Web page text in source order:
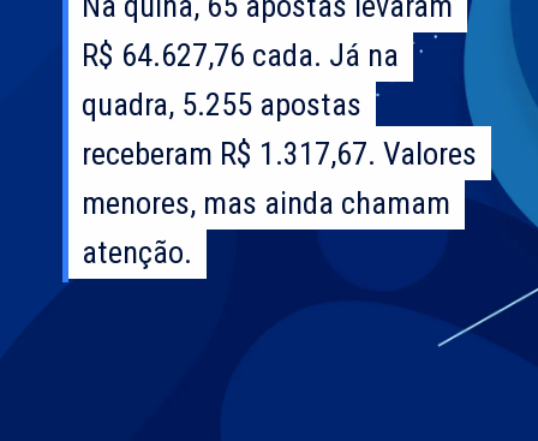
R$ 64.627,76 cada. Já na
quadra, 5.255 apostas
receberam R$ 1.317,67. Valores
menores, mas ainda chamam
atenção.
R$ 64.627,76 cada. Já na
quadra, 5.255 apostas
receberam R$ 1.317,67. Valores
menores, mas ainda chamam
atenção.